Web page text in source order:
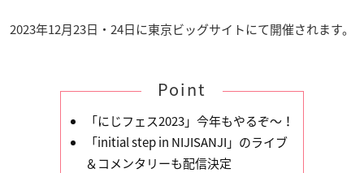
2023年12月23日・24日に東京ビッグサイトにて開催されます。
Point
「にじフェス2023」今年もやるぞ〜！
「initial step in NIJISANJI」のライブ
＆コメンタリーも配信決定